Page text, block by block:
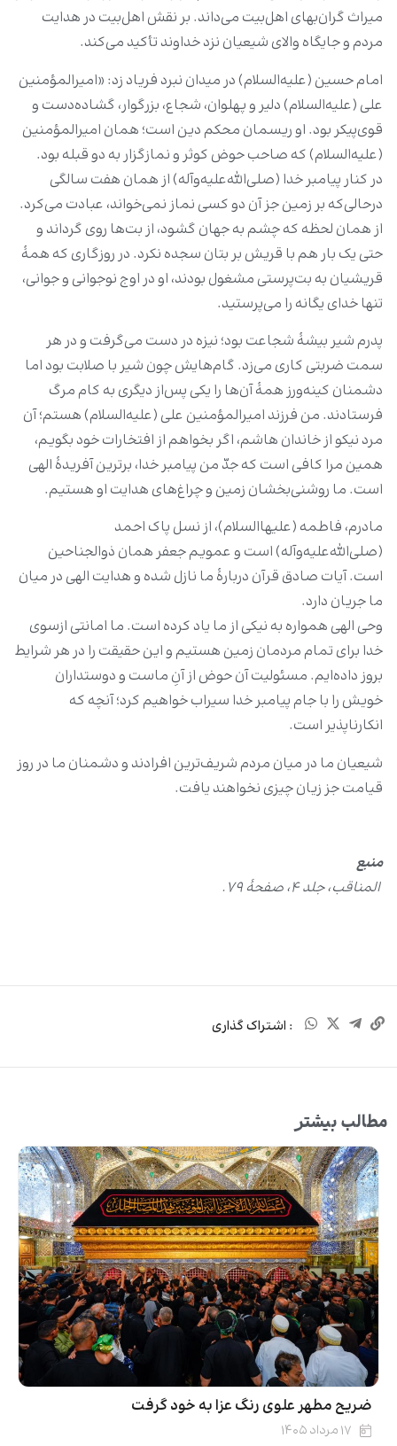
میراث گران‌بهای اهل‌بیت می‌داند. بر نقش اهل‌بیت در هدایت
مردم و جایگاه والای شیعیان نزد خداوند تأکید می‌کند.
امام حسین (علیه‌السلام) در میدان نبرد فریاد زد: «امیرالمؤمنین
علی (علیه‌السلام) دلیر و پهلوان، شجاع، بزرگوار، گشاده‌دست و
قوی‌پیکر بود. او ریسمان محکم دین است؛ همان امیرالمؤمنین
(علیه‌السلام) که صاحب حوض کوثر و نمازگزار به دو قبله بود.
در کنار پیامبر خدا (صلی‌الله‌علیه‌وآله) از همان هفت سالگی
درحالی‌که بر زمین جز آن دو کسی نماز نمی‌خواند، عبادت می‌کرد.
از همان لحظه که چشم به جهان گشود، از بت‌ها روی گرداند و
حتی یک‌ بار هم با قریش بر بتان سجده نکرد. در روزگاری که همۀ
قریشیان به بت‌پرستی مشغول بودند، او در اوج نوجوانی و جوانی،
تنها خدای یگانه را می‌پرستید.
پدرم شیر بیشۀ شجاعت بود؛ نیزه در دست می‌گرفت و در هر
سمت ضربتی کاری می‌زد. گام‌هایش چون شیر با صلابت بود اما
دشمنان کینه‌ورز همۀ آن‌ها را یکی پس‌از دیگری به کام مرگ
فرستادند. من فرزند امیرالمؤمنین علی (علیه‌السلام) هستم؛ آن
مرد نیکو از خاندان هاشم، اگر بخواهم از افتخارات خود بگویم،
همین مرا کافی است که جدّ من پیامبر خدا، برترین آفریدۀ الهی
است. ما روشنی‌بخشان زمین و چراغ‌های هدایت او هستیم.
مادرم، فاطمه (علیهاالسلام‌)، از نسل پاک احمد
(صلی‌الله‌علیه‌وآله) است و عمویم جعفر همان ذوالجناحین
است. آیات صادق قرآن دربارۀ ما نازل شده و هدایت الهی در میان
ما جریان دارد.
وحی الهی همواره به نیکی از ما یاد کرده است. ما امانتی ازسوی
خدا برای تمام مردمان زمین هستیم و این حقیقت را در هر شرایط
بروز داده‌ایم. مسئولیت آن حوض از آنِ ماست و دوستداران
خویش را با جام پیامبر خدا سیراب خواهیم کرد؛ آنچه که
انکارناپذیر است.
شیعیان ما در میان مردم شریف‌ترین افرادند و دشمنان ما در روز
قیامت جز زیان چیزی نخواهند یافت.
منبع
المناقب، جلد ۴، صفحۀ ۷۹.
: اشتراک گذاری
مطالب بیشتر
ضریح مطهر علوی رنگ عزا به خود گرفت
۱۷ مرداد ۱۴۰۵